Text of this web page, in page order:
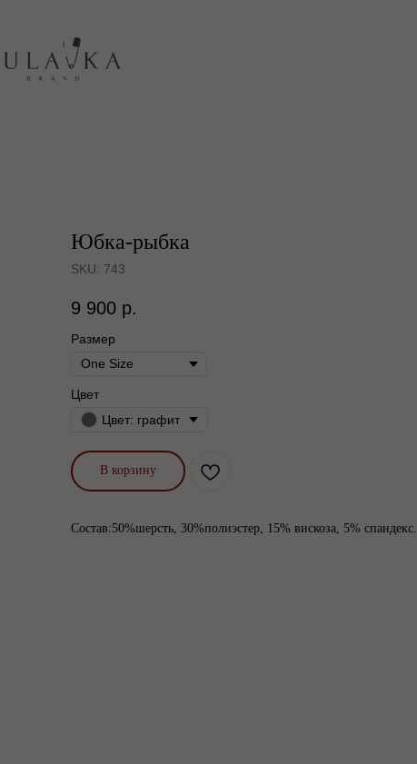
Юбка-рыбка
SKU: 743
9 900 р.
Размер
Цвет
Цвет: графит
В корзину
Состав:50%шерсть, 30%полиэстер, 15% вискоза, 5% спандекс.